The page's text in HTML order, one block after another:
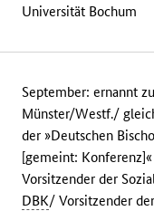
Universität Bochum
September: ernannt
Münster/Westf./
der »Deutschen
[gemeint:
Vorsitzender der
DBK/ Vorsitzender der